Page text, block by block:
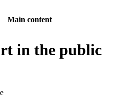
Main content
in the public